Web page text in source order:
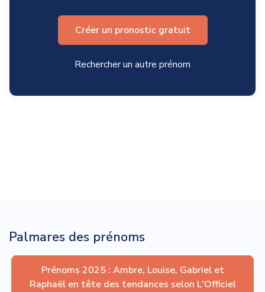
Créer un pronostic gratuit
Rechercher un autre prénom
Palmares des prénoms
Prénoms 2025 : Ambre, Louise, Gabriel et
Raphaël en tête des tendances selon L'Officiel